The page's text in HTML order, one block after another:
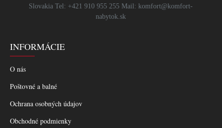
Slovakia Tel: +421 910 955 255 Mail: komfort@komfort-
nabytok.sk
INFORMÁCIE
O nás
Poštovné a balné
Ochrana osobných údajov
Obchodné podmienky